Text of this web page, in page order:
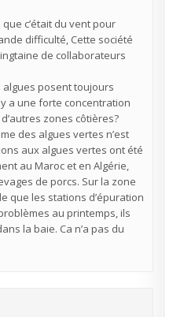
c’était du vent pour
difficulté, Cette société
de collaborateurs
algues posent toujours
a une forte concentration
zones côtières?
des algues vertes n’est
aux algues vertes ont été
au Maroc et en Algérie,
de porcs. Sur la zone
que les stations d’épuration
au printemps, ils
la baie. Ca n’a pas du